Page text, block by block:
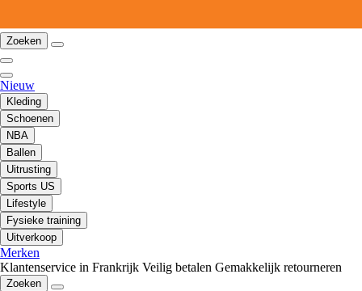
Zoeken
Nieuw
Kleding
Schoenen
NBA
Ballen
Uitrusting
Sports US
Lifestyle
Fysieke training
Uitverkoop
Merken
Klantenservice in Frankrijk Veilig betalen Gemakkelijk retourneren
Zoeken